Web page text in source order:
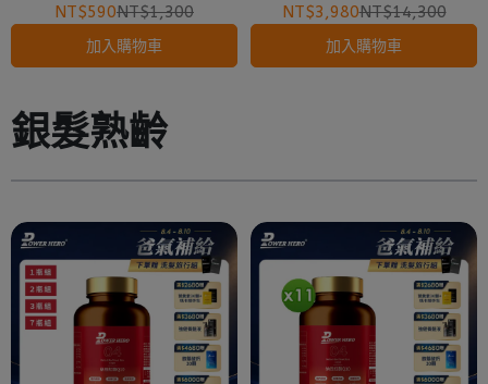
NT$590NT$1,300
加入購物車
NT$3,980NT$14,300
加入購物車
銀髮熟齡